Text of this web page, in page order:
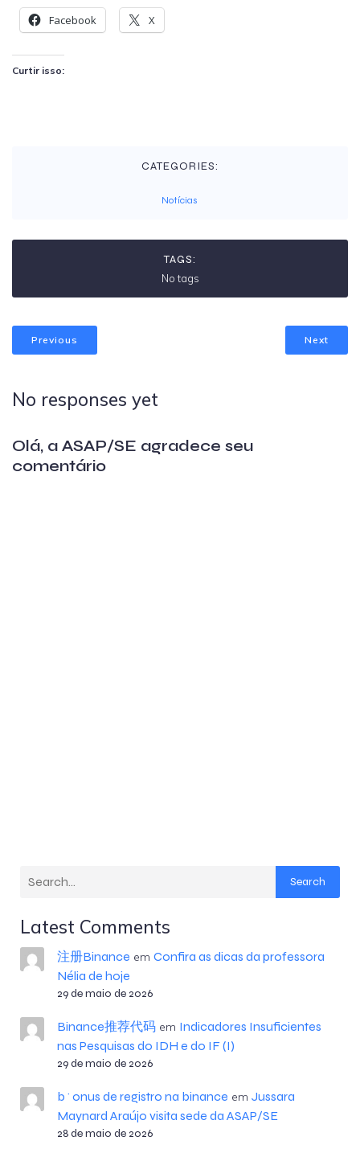
Facebook X
Curtir isso:
CATEGORIES:
Notícias
TAGS:
No tags
Previous Next
No responses yet
Olá, a ASAP/SE agradece seu
comentário
Search
Latest Comments
注册Binance em Confira as dicas da professora
Nélia de hoje
29 de maio de 2026
Binance推荐代码em Indicadores Insuficientes
nas Pesquisas do IDH e do IF (I)
29 de maio de 2026
b^onus de registro na binance em Jussara
Maynard Araújo visita sede da ASAP/SE
28 de maio de 2026